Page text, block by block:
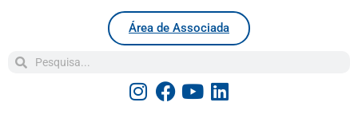
Área de Associada